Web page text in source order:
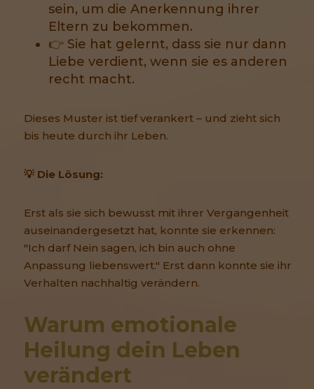
sein, um die Anerkennung ihrer
Eltern zu bekommen.
👉 Sie hat gelernt, dass sie nur dann
Liebe verdient, wenn sie es anderen
recht macht.
Dieses Muster ist tief verankert – und zieht sich
bis heute durch ihr Leben.
💡 Die Lösung:
Erst als sie sich bewusst mit ihrer Vergangenheit
auseinandergesetzt hat, konnte sie erkennen:
"Ich darf Nein sagen, ich bin auch ohne
Anpassung liebenswert." Erst dann konnte sie ihr
Verhalten nachhaltig verändern.
Warum emotionale
Heilung dein Leben
verändert